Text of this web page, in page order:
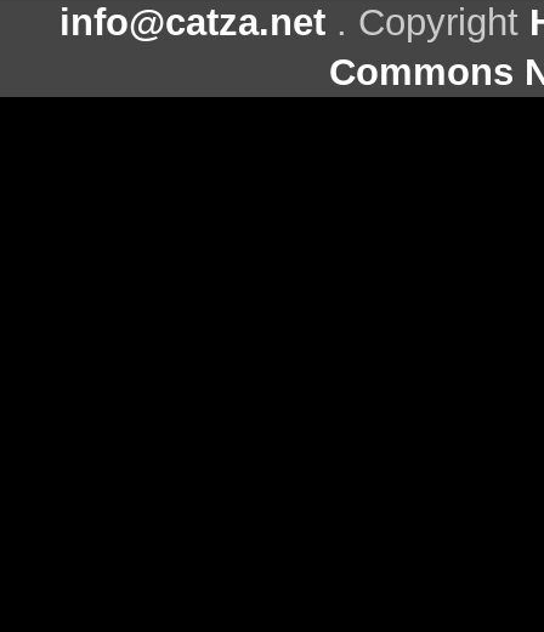
info@catza.net . Copyright
Commons